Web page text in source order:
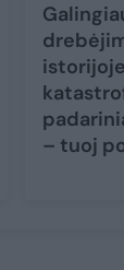
– tuoj